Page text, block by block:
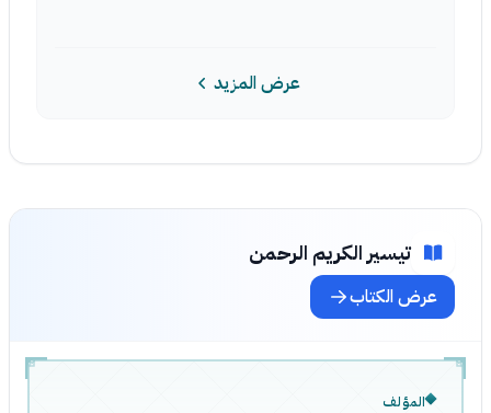
عرض المزيد
تيسير الكريم الرحمن
عرض الكتاب
المؤلف